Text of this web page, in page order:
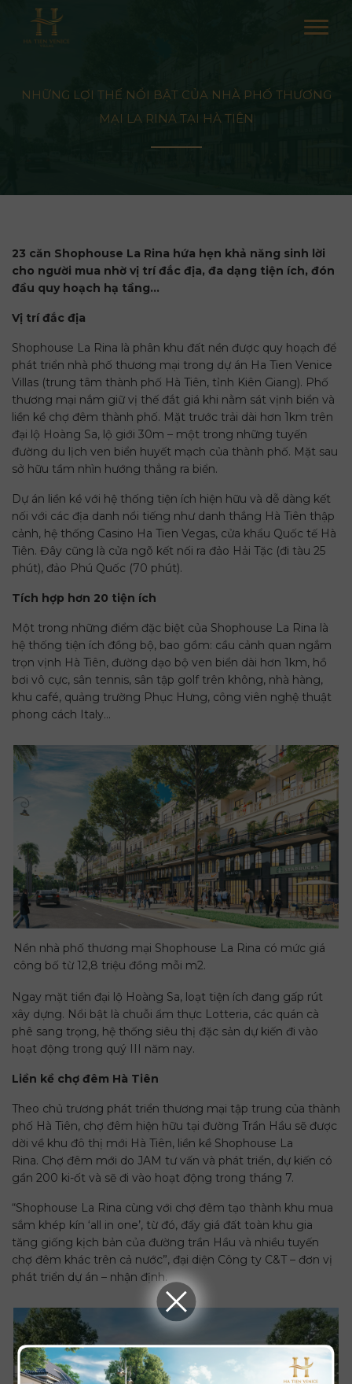
NHỮNG LỢI THẾ NỔI BẬT CỦA NHÀ PHỐ THƯƠNG
MẠI LA RINA TẠI HÀ TIÊN
23 căn Shophouse La Rina hứa hẹn khả năng sinh lời
cho người mua nhờ vị trí đắc địa, đa dạng tiện ích, đón
đầu quy hoạch hạ tầng…
Vị trí đắc địa
Shophouse La Rina là phân khu đất nền được quy hoạch để
phát triển nhà phố thương mại trong dự án Ha Tien Venice
Villas (trung tâm thành phố Hà Tiên, tỉnh Kiên Giang). Phố
thương mại nắm giữ vị thế đắt giá khi nằm sát vịnh biển và
liền kề chợ đêm thành phố. Mặt trước trải dài hơn 1km trên
đại lộ Hoàng Sa, lộ giới 30m – một trong những tuyến
đường du lịch ven biển huyết mạch của thành phố. Mặt sau
sở hữu tầm nhìn hướng thẳng ra biển.
Dự án liền kề với hệ thống tiện ích hiện hữu và dễ dàng kết
nối với các địa danh nổi tiếng như danh thắng Hà Tiên thập
cảnh, hệ thống Casino Ha Tien Vegas, cửa khẩu Quốc tế Hà
Tiên. Đây cũng là cửa ngõ kết nối ra đảo Hải Tặc (đi tàu 25
phút), đảo Phú Quốc (70 phút).
Tích hợp hơn 20 tiện ích
Một trong những điểm đặc biệt của Shophouse La Rina là
hệ thống tiện ích đồng bộ, bao gồm: cầu cảnh quan ngắm
trọn vịnh Hà Tiên, đường dạo bộ ven biển dài hơn 1km, hồ
bơi vô cực, sân tennis, sân tập golf trên không, nhà hàng,
khu café, quảng trường Phục Hưng, công viên nghệ thuật
phong cách Italy…
Nền nhà phố thương mại Shophouse La Rina có mức giá
công bố từ 12,8 triệu đồng mỗi m2.
Ngay mặt tiền đại lộ Hoàng Sa, loạt tiện ích đang gấp rút
xây dựng. Nổi bật là chuỗi ẩm thực Lotteria, các quán cà
phê sang trọng, hệ thống siêu thị đặc sản dự kiến đi vào
hoạt động trong quý III năm nay.
Liền kề chợ đêm Hà Tiên
Theo chủ trương phát triển thương mại tập trung của thành
phố Hà Tiên, chợ đêm hiện hữu tại đường Trần Hầu sẽ được
dời về khu đô thị mới Hà Tiên, liền kề Shophouse La
Rina. Chợ đêm mới do JAM tư vấn và phát triển, dự kiến có
gần 200 ki-ốt và sẽ đi vào hoạt động trong tháng 7.
“Shophouse La Rina cùng với chợ đêm tạo thành khu mua
sắm khép kín ‘all in one’, từ đó, đẩy giá đất toàn khu gia
tăng giống kịch bản của đường trần Hầu và nhiều tuyến
chợ đêm khác trên cả nước”, đại diện Công ty C&T – đơn vị
phát triển dự án – nhận định.